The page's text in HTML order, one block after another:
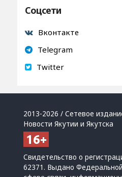
Соцсети
Вконтакте
Telegram
Twitter
2013-2026 / Сетевое
Новости Якутии и Якутска
Свидетельство о
62371. Выдано